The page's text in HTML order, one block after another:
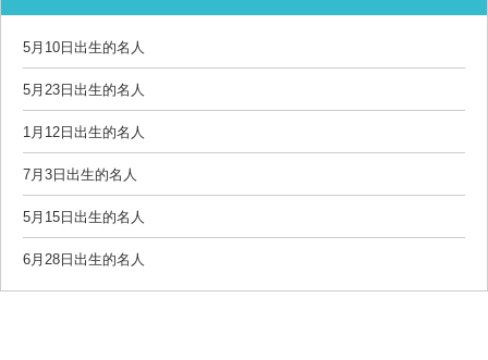
5月10日出生的名人
5月23日出生的名人
1月12日出生的名人
7月3日出生的名人
5月15日出生的名人
6月28日出生的名人